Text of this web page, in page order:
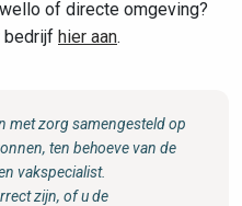
of directe omgeving?
bedrijf hier aan.
met zorg samengesteld op
ten behoeve van de
vakspecialist.
zijn, of u de